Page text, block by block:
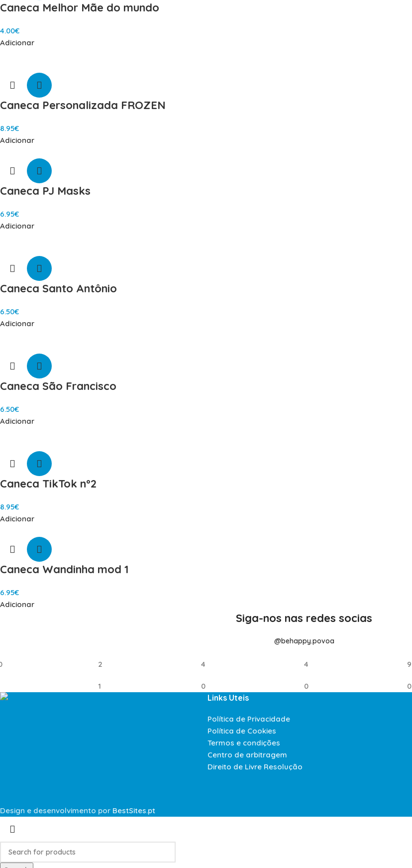
Caneca Melhor Mãe do mundo
4.00€
Adicionar
Caneca Personalizada FROZEN
8.95€
Adicionar
Caneca PJ Masks
6.95€
Adicionar
Caneca Santo Antônio
6.50€
Adicionar
Caneca São Francisco
6.50€
Adicionar
Caneca TikTok nº2
8.95€
Adicionar
Caneca Wandinha mod 1
6.95€
Adicionar
Siga-nos nas redes socias
@behappy.povoa
2
1
4
0
4
0
9
0
Links Uteis
Política de Privacidade
Política de Cookies
Termos e condições
Centro de arbitragem
Direito de Livre Resolução
Design e desenvolvimento por BestSites.pt